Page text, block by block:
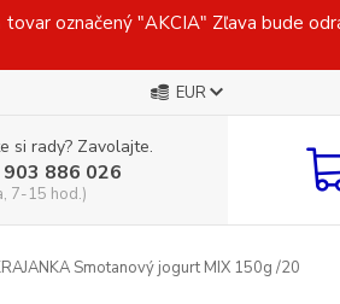
označený "AKCIA" Zľava bude
EUR
si rady? Zavolajte.
886 026
7-15 hod.)
Smotanový jogurt MIX 150g /20